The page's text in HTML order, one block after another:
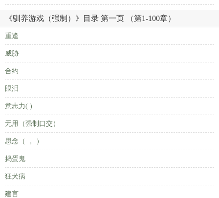
《驯养游戏（强制）》目录 第一页 （第1-100章）
重逢
威胁
合约
眼泪
意志力( )
无用（强制口交）
思念（ ， ）
捣蛋鬼
狂犬病
建言